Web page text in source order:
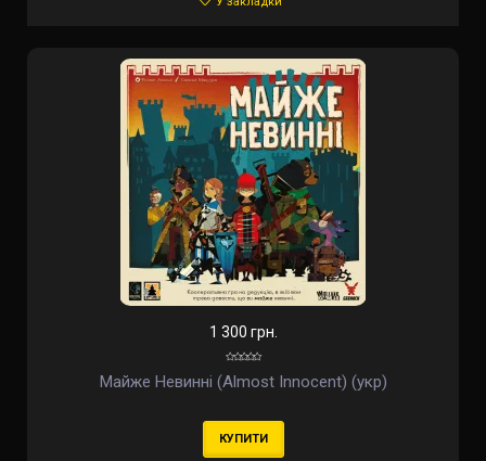
1 300 грн.
Майже Невинні (Almost Innocent) (укр)
КУПИТИ